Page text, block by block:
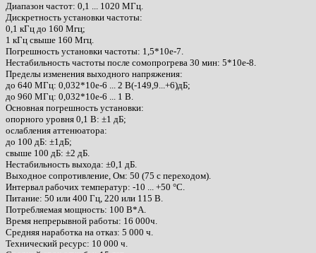
Диапазон частот: 0,1 ... 1020 МГц.
Дискретность установки частоты:
0,1 кГц до 160 Мгц;
1 кГц свыше 160 Мгц.
Погрешность установки частоты: 1,5*10е-7.
Нестабильность частоты после сомопрогрева 30 мин: 5*10е-8.
Пределы изменения выходного напряжения:
до 640 МГц: 0,032*10e-6 ... 2 В(-149,9...+6)дБ;
до 960 МГц: 0,032*10e-6 ... 1 В.
Основная погрешность установки:
опорного уровня 0,1 B: ±1 дБ;
ослабления аттенюатора:
до 100 дБ: ±1дБ;
свыше 100 дБ: ±2 дБ.
Нестабильность выхода: ±0,1 дБ.
Выходное сопротивление, Ом: 50 (75 с переходом).
Интервал рабочих температур: -10 ... +50 °С.
Питание: 50 или 400 Гц, 220 или 115 В.
Потребляемая мощность: 100 В*А.
Время непрерывной работы: 16 000ч.
Средняя наработка на отказ: 5 000 ч.
Технический ресурс: 10 000 ч.